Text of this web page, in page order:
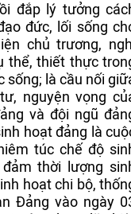
đắp lý tưởng
đức, lối sống
chủ trương,
thể, thiết thực
là cầu nối
nguyện vọng
và đội ngũ
hoạt đảng là
túc chế độ
thời lượng
hoạt chi bộ,
Đảng vào ngày